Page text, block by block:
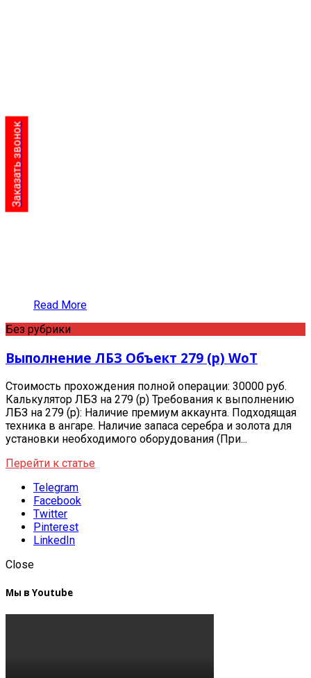
Read More
Без рубрики
Выполнение ЛБЗ Объект 279 (р) WoT
Стоимость прохождения полной операции: 30000 руб.
Калькулятор ЛБЗ на 279 (р) Требования к выполнению
ЛБЗ на 279 (р): Наличие премиум аккаунта. Подходящая
техника в ангаре. Наличие запаса серебра и золота для
установки необходимого оборудования (При...
Перейти к статье
Telegram
Facebook
Twitter
Pinterest
LinkedIn
Close
Мы в Youtube
Заказать звонок